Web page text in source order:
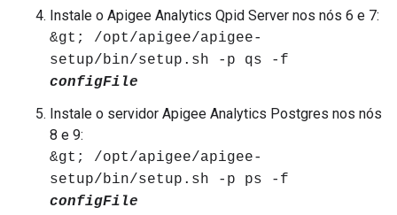
Instale o Apigee Analytics Qpid Server nos nós 6 e 7:
&gt; /opt/apigee/apigee-
setup/bin/setup.sh -p qs -f
configFile
Instale o servidor Apigee Analytics Postgres nos nós
8 e 9:
&gt; /opt/apigee/apigee-
setup/bin/setup.sh -p ps -f
configFile